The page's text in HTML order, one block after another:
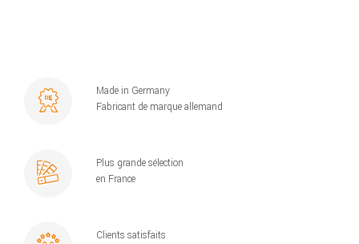
Made in Germany
Fabricant de marque allemand
Plus grande sélection
en France
Clients satisfaits